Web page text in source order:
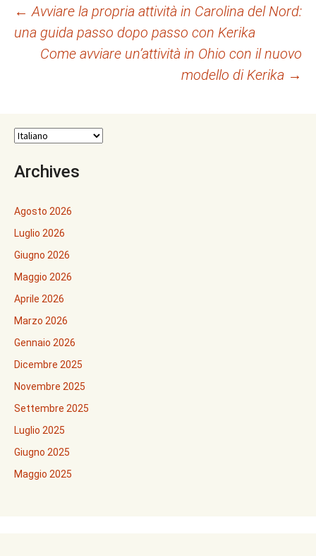
Navigazione
articolo
← Avviare la propria attività in Carolina del Nord:
una guida passo dopo passo con Kerika
Come avviare un’attività in Ohio con il nuovo
modello di Kerika →
Archives
Agosto 2026
Luglio 2026
Giugno 2026
Maggio 2026
Aprile 2026
Marzo 2026
Gennaio 2026
Dicembre 2025
Novembre 2025
Settembre 2025
Luglio 2025
Giugno 2025
Maggio 2025